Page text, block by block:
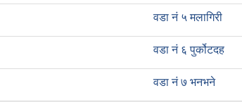
वडा नं ५ मलागिरी
वडा नं ६ पुर्कोटदह
वडा नं ७ भनभने